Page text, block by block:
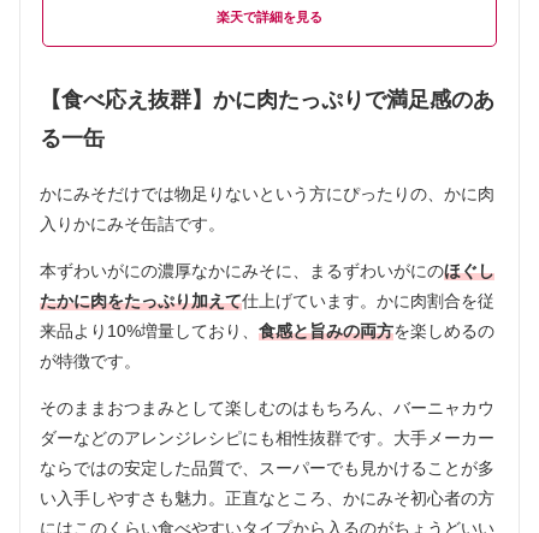
楽天
【食べ応え抜群】かに肉たっぷりで満足感のあ
る一缶
かにみそだけでは物足りないという方にぴったりの、かに肉
入りかにみそ缶詰です。
本ずわいがにの濃厚なかにみそに、まるずわいがにのほぐし
たかに肉をたっぷり加えて仕上げています。かに肉割合を従
来品より10%増量しており、 食感と旨みの両方を楽しめるの
が特徴です。
そのままおつまみとして楽しむのはもちろん、バーニャカウ
ダーなどのアレンジレシピにも相性抜群です。大手メーカー
ならではの安定した品質で、スーパーでも見かけることが多
い入手しやすさも魅力。正直なところ、かにみそ初心者の方
にはこのくらい食べやすいタイプから入るのがちょうどいい